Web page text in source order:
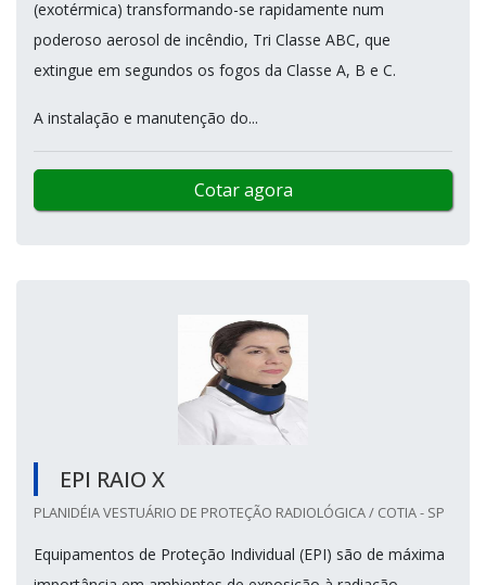
(exotérmica) transformando-se rapidamente num
poderoso aerosol de incêndio, Tri Classe ABC, que
extingue em segundos os fogos da Classe A, B e C.
A instalação e manutenção do...
Cotar agora
EPI RAIO X
PLANIDÉIA VESTUÁRIO DE PROTEÇÃO RADIOLÓGICA / COTIA - SP
Equipamentos de Proteção Individual (EPI) são de máxima